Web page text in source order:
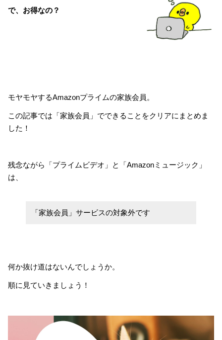
で、お得なの？
モヤモヤするAmazonプライムの家族会員。
この記事では「家族会員」でできることをクリアにまとめま
した！
残念ながら「プライムビデオ」と「Amazonミュージック」
は、
「家族会員」サービスの対象外です
何か抜け道はないんでしょうか。
順に見ていきましょう！